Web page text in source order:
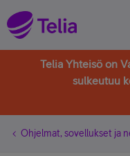
Telia Yhteisö on
sulkeutuu
Ohjelmat, sovellukset ja